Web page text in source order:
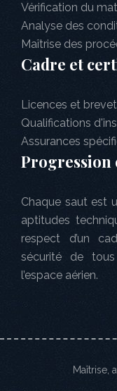
Vérification du
Analyse des
Maîtrise des
Cadre et
Licences et
Qualifications
Assurances
Progression
Chaque saut est
aptitudes
respect d’un
sécurité de
l’espace aérien.
Maîtrise,